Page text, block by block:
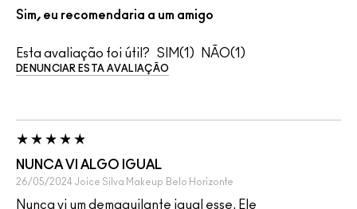
Sim, eu recomendaria a um amigo
Esta avaliação foi útil? 1 1
DENUNCIAR ESTA AVALIAÇÃO
NUNCA VI ALGO IGUAL
26/05/2024 Joice Silva Makeup Belo Horizonte
Nunca vi um demaquilante igual esse. Ele